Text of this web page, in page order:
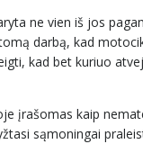
ne vien iš jos
darbą, kad
kad bet kuriuo
įrašomas kaip
sąmoningai